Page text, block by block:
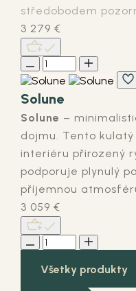
středobodem
3 279 €
Solune
Solune –
dojmu. Tento
interiéru přirozený
podporuje plynulý
příjemnou
3 059 €
Všetky produkty